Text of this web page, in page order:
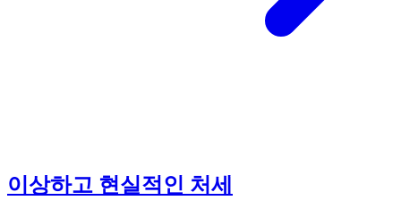
이상하고 현실적인 처세